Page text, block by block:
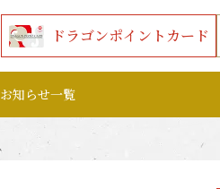
ドラゴンポイントカード
お知らせ一覧